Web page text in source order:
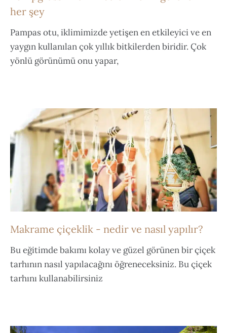
her şey
Pampas otu, iklimimizde yetişen en etkileyici ve en
yaygın kullanılan çok yıllık bitkilerden biridir. Çok
yönlü görünümü onu yapar,
Makrame çiçeklik - nedir ve nasıl yapılır?
Bu eğitimde bakımı kolay ve güzel görünen bir çiçek
tarhının nasıl yapılacağını öğreneceksiniz. Bu çiçek
tarhını kullanabilirsiniz